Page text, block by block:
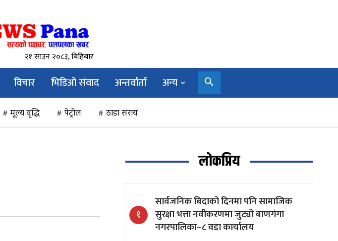
२१ साउन २०८३, बिहिबार
विचार भिडिओ संवाद अन्तर्वार्ता अन्य
मूल्य वृद्धि पेट्रोल ठाडा संराय
लोकप्रिय
१
सार्वजनिक बिदाको दिनमा पनि सामाजिक
सुरक्षा भत्ता नवीकरणमा जुट्यो बाणगंगा
नगरपालिका–८ वडा कार्यालय